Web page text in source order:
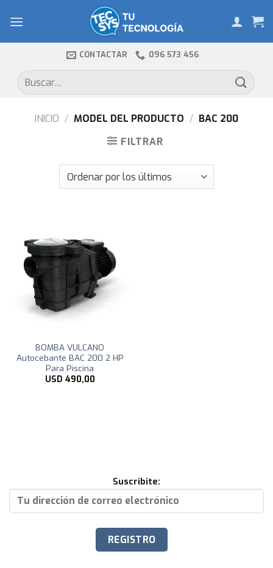
CONTACTAR 096 573 456
Buscar
por:
INICIO / MODEL DEL PRODUCTO / BAC 200
FILTRAR
BOMBA VULCANO
Autocebante BAC 200 2 HP
Para Piscina
USD 490,00
Suscribite: